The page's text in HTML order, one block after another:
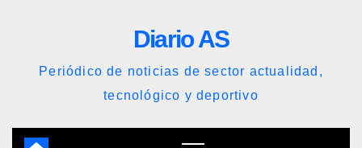
Diario AS
Periódico de noticias de sector actualidad,
tecnológico y deportivo